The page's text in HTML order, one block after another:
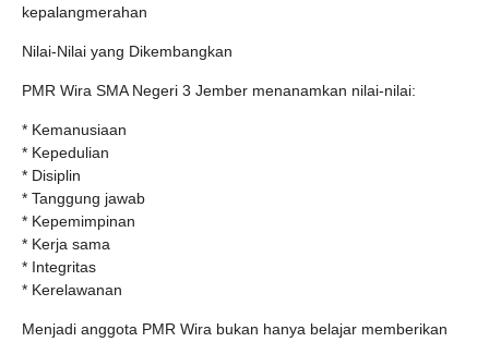
kepalangmerahan
Nilai-Nilai yang Dikembangkan
PMR Wira SMA Negeri 3 Jember menanamkan nilai-nilai:
* Kemanusiaan
* Kepedulian
* Disiplin
* Tanggung jawab
* Kepemimpinan
* Kerja sama
* Integritas
* Kerelawanan
Menjadi anggota PMR Wira bukan hanya belajar memberikan